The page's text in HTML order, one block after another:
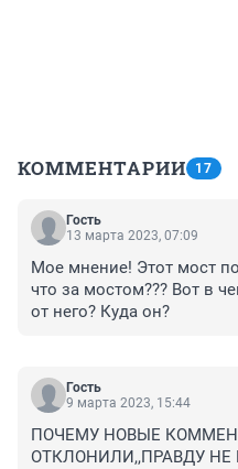
КОММЕНТАРИИ 17
Гость
13 марта 2023, 07:09
Мое мнение! Этот мост
что за мостом??? Вот в
от него? Куда он?
Гость
9 марта 2023, 15:44
ПОЧЕМУ НОВЫЕ
ОТКЛОНИЛИ,,ПРАВДУ